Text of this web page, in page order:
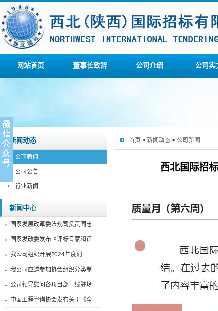
网站首页 董事长致辞 公司介绍 公司实
新闻动态
公司新闻
公司公告
行业新闻
新闻中心
国家发展改革委法规司负责同志
国家发改委发布《评标专家和评
我公司组织开展2024年度消
我公司应邀参加协会组织分类制
公司领导慰问各项目部一线驻场
中国工程咨询协会发布关于《全
首页 > 新闻动态 > 公司新闻
西北国际招